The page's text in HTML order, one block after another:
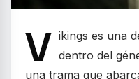
V ikings es una
dentro del
una trama que